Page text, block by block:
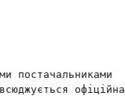
постачальниками
офіційна